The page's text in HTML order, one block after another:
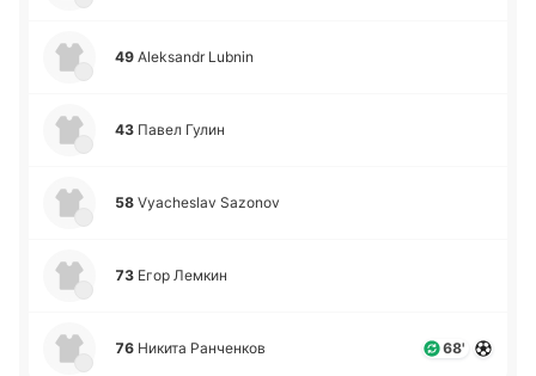
49 Aleksandr Lubnin
43 Павел Гулин
58 Vyacheslav Sazonov
73 Егор Лемкин
76 Никита Ра­нче­нков 68'